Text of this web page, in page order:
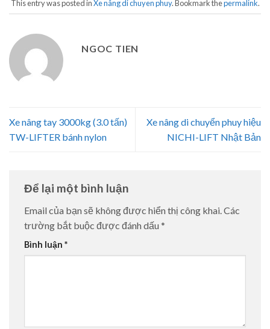
This entry was posted inXe nâng di chuyen phuy. Bookmark thepermalink.
NGOC TIEN
Xe nâng tay 3000kg (3.0 tấn)
TW-LIFTER bánh nylon
Xe nâng di chuyển phuy hiệu
NICHI-LIFT Nhật Bản
Để lại một bình luận
Email của bạn sẽ không được hiển thị công khai.Các
trường bắt buộc được đánh dấu *
Bình luận *